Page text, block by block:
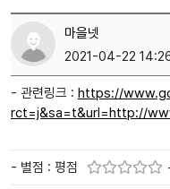
마을넷
2021-04-22
- 관련링크 : https://
rct=j&sa=t&url=http://
- 별점 : 평점